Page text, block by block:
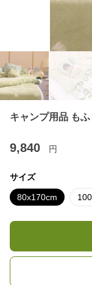
キャンプ用品 も
9,840 円
サイズ
80x170cm